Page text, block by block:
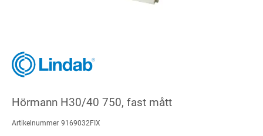
Hörmann H30/40 750, fast mått
Artikelnummer 9169032FIX